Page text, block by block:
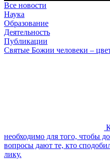
Все новости
Наука
Образование
Деятельность
Публикации
Святые Божии человеки –
необходимо для того, чтобы
вопросы дают те, кто
лику.